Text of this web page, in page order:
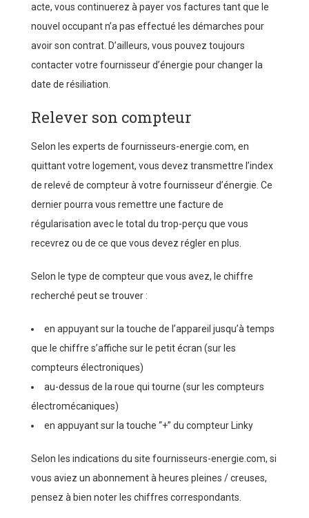
acte, vous continuerez à payer vos factures tant que le
nouvel occupant n’a pas effectué les démarches pour
avoir son contrat. D’ailleurs, vous pouvez toujours
contacter votre fournisseur d’énergie pour changer la
date de résiliation.
Relever son compteur
Selon les experts de fournisseurs-energie.com, en
quittant votre logement, vous devez transmettre l’index
de relevé de compteur à votre fournisseur d’énergie. Ce
dernier pourra vous remettre une facture de
régularisation avec le total du trop-perçu que vous
recevrez ou de ce que vous devez régler en plus.
Selon le type de compteur que vous avez, le chiffre
recherché peut se trouver :
en appuyant sur la touche de l’appareil jusqu’à temps
que le chiffre s’affiche sur le petit écran (sur les
compteurs électroniques)
au-dessus de la roue qui tourne (sur les compteurs
électromécaniques)
en appuyant sur la touche “+” du compteur Linky
Selon les indications du site fournisseurs-energie.com, si
vous aviez un abonnement à heures pleines / creuses,
pensez à bien noter les chiffres correspondants.